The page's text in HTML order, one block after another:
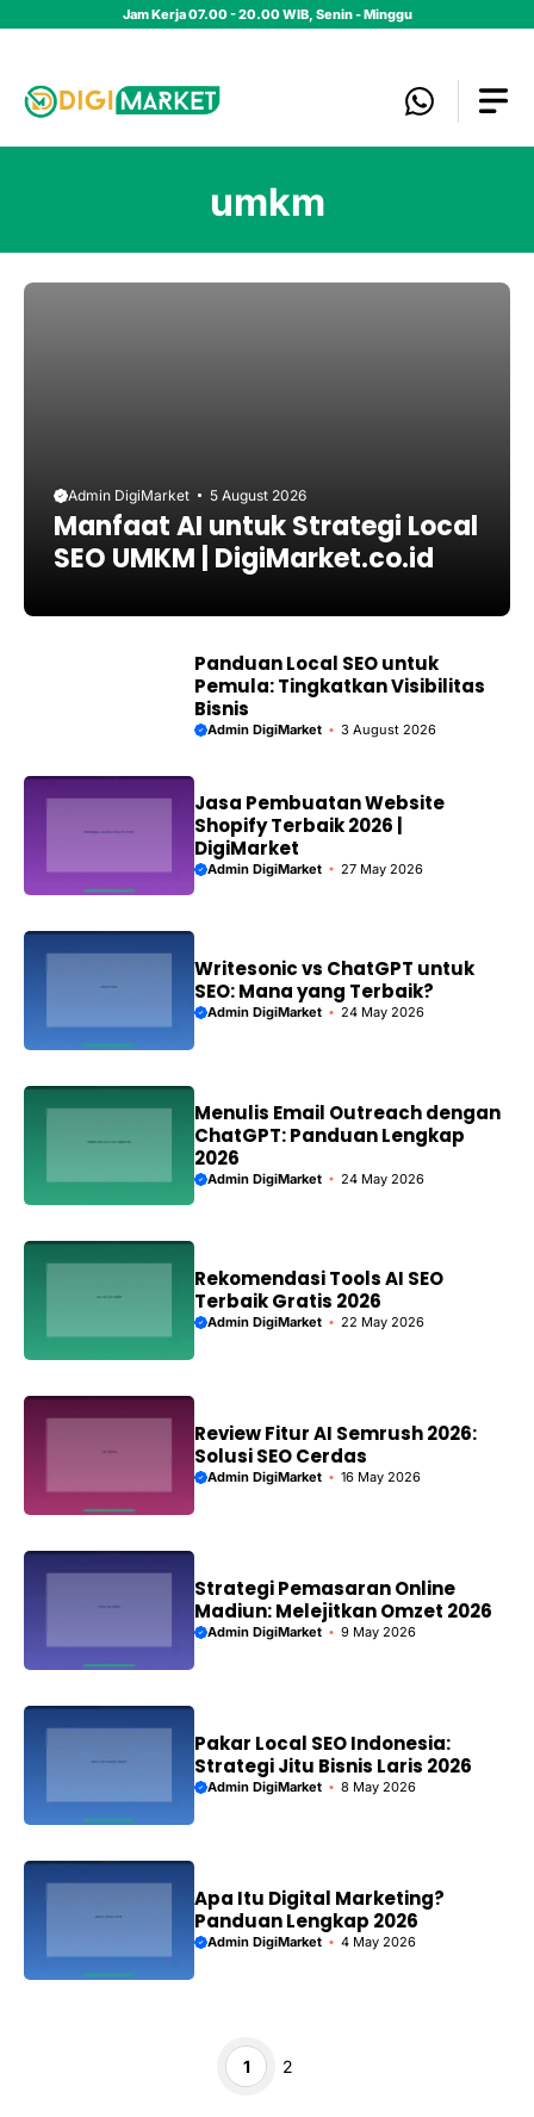
Jam Kerja 07.00 - 20.00 WIB, Senin - Minggu
umkm
Admin DigiMarket 5 August 2026
Manfaat AI untuk Strategi Local
SEO UMKM | DigiMarket.co.id
Panduan Local SEO untuk
Pemula: Tingkatkan Visibilitas
Bisnis
Admin DigiMarket 3 August 2026
Jasa Pembuatan Website
Shopify Terbaik 2026 |
DigiMarket
Admin DigiMarket 27 May 2026
Writesonic vs ChatGPT untuk
SEO: Mana yang Terbaik?
Admin DigiMarket 24 May 2026
Menulis Email Outreach dengan
ChatGPT: Panduan Lengkap
2026
Admin DigiMarket 24 May 2026
Rekomendasi Tools AI SEO
Terbaik Gratis 2026
Admin DigiMarket 22 May 2026
Review Fitur AI Semrush 2026:
Solusi SEO Cerdas
Admin DigiMarket 16 May 2026
Strategi Pemasaran Online
Madiun: Melejitkan Omzet 2026
Admin DigiMarket 9 May 2026
Pakar Local SEO Indonesia:
Strategi Jitu Bisnis Laris 2026
Admin DigiMarket 8 May 2026
Apa Itu Digital Marketing?
Panduan Lengkap 2026
Admin DigiMarket 4 May 2026
Page
1 Page
2